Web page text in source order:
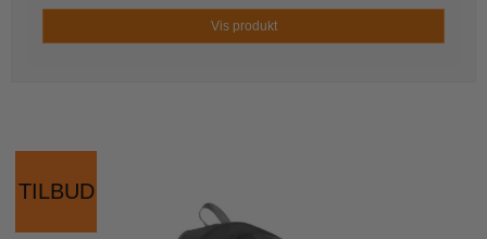
Vis produkt
TILBUD